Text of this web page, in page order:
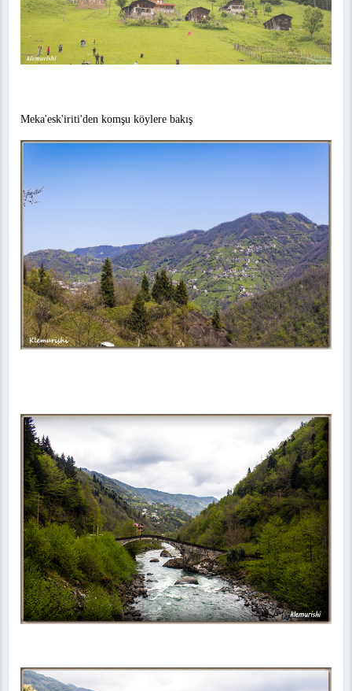
Meka'esk'iriti'den komşu köylere bakış